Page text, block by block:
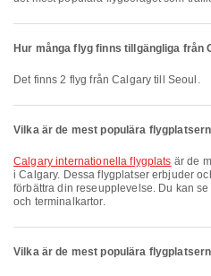
Hur många flyg finns tillgängliga från
Det finns 2 flyg från Calgary till Seoul.
Vilka är de mest populära
Calgary internationella flygplats är de
i Calgary. Dessa flygplatser erbjuder
förbättra din reseupplevelse. Du kan
och terminalkartor.
Vilka är de mest populära